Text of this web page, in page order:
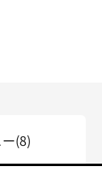
(8)